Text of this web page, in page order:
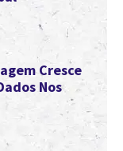
Cresce
Nos